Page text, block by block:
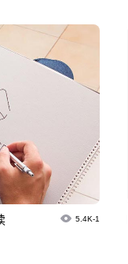
5.4K-1